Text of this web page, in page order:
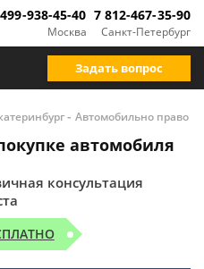
Москва
938-45-40
Санкт-Петербург
7 812-467-35-90
Задать вопрос
- Автомобильно право
автомобиля
консультация